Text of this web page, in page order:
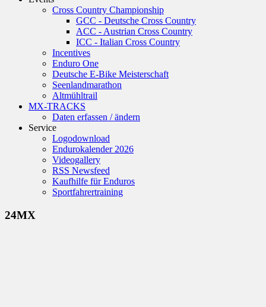
Cross Country Championship
GCC - Deutsche Cross Country
ACC - Austrian Cross Country
ICC - Italian Cross Country
Incentives
Enduro One
Deutsche E-Bike Meisterschaft
Seenlandmarathon
Altmühltrail
MX-TRACKS
Daten erfassen / ändern
Service
Logodownload
Endurokalender 2026
Videogallery
RSS Newsfeed
Kaufhilfe für Enduros
Sportfahrertraining
24MX